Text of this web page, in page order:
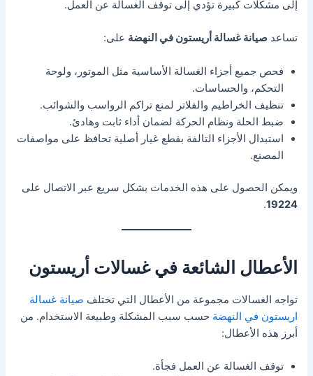
إلى مشكلات كبيرة تؤدي إلى توقف الغسالة عن العمل.
تساعدصيانة غسالة أريستون في النهضة على:
فحص جميع أجزاء الغسالة الأساسية مثل الموتور، ولوحة
التحكم، والحساسات.
تنظيف الخراطيم والفلاتر لمنع تراكم الرواسب والشوائب.
ضبط الحلة ونظام الحركة لضمان أداء ثابت وهادئ.
استبدال الأجزاء التالفة بقطع غيار أصلية تحافظ على مواصفات
المصنع.
ويمكن الحصول على هذه الخدمات بشكل سريع عبر الاتصال على
19224
.
الأعطال الشائعة في غسالات أريستون
تواجه الغسالات مجموعة من الأعطال التي تختلف صيانة غسالة
اريستون في النهضة حسب سبب المشكلة وطبيعة الاستخدام. من
أبرز هذه الأعطال:
توقف الغسالة عن العمل فجأة.